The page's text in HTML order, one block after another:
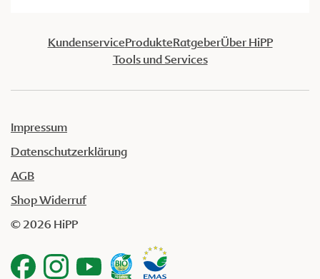
KundenserviceProdukteRatgeberÜber HiPP
Tools und Services
Impressum
Datenschutzerklärung
AGB
Shop Widerruf
© 2026 HiPP